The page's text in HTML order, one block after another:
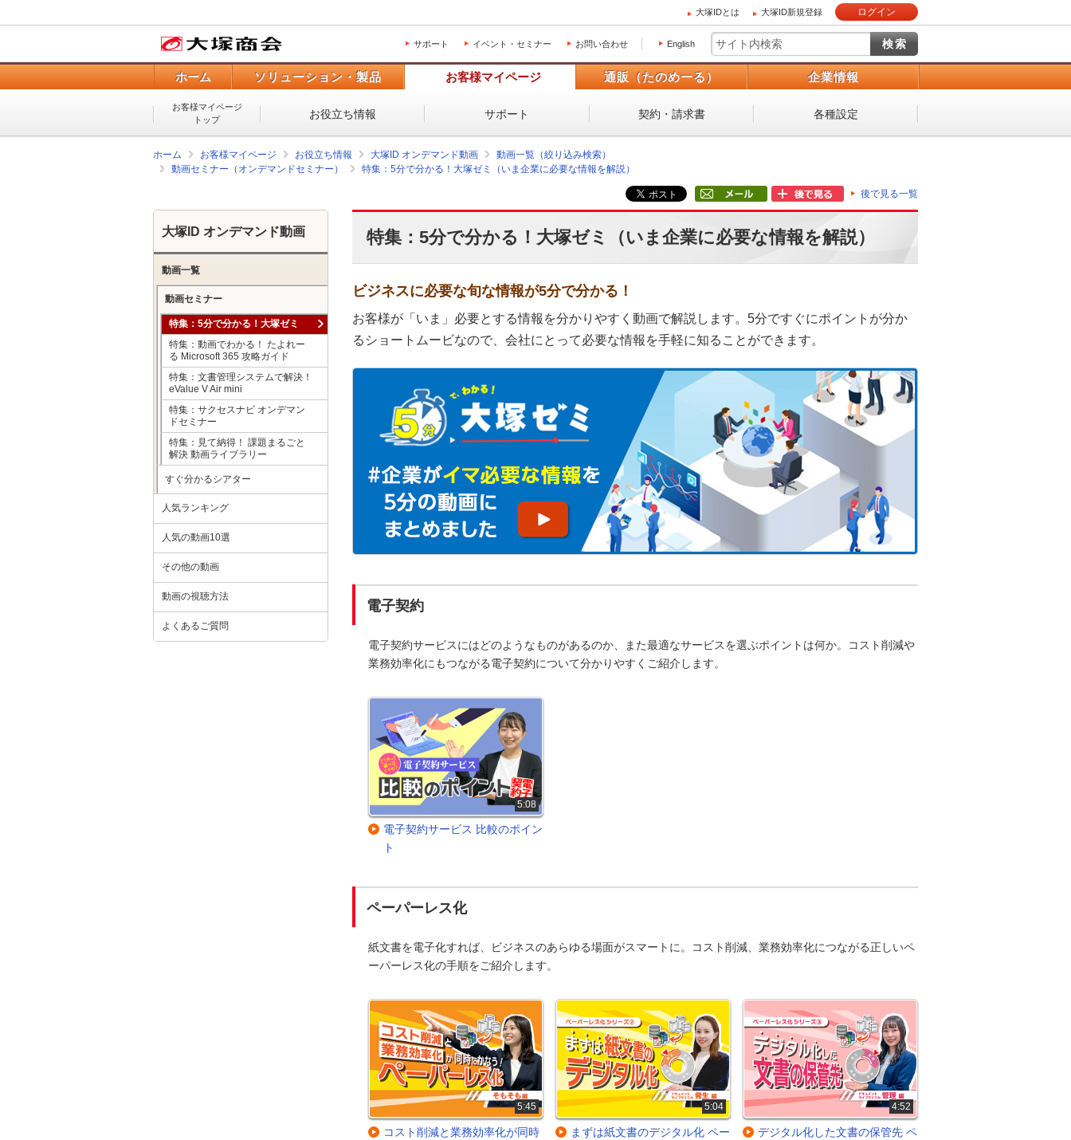
大塚IDとは 大塚ID新規登録 ログイン
サポート イベント・セミナー お問い合わせ English
ホーム ソリューション・製品 お客様マイページ 通販（たのめーる） 企業情報
お客様マイページ
トップ
お役立ち情報 サポート 契約・請求書 各種設定
ホーム お客様マイページ お役立ち情報 大塚ID オンデマンド動画
動画一覧（絞り込み検索）
動画セミナー（オンデマンドセミナー）
特集：5分で分かる！大塚ゼミ（いま企業に必要な情報を解説）
後で見る一覧
特集：5分で分かる！大塚ゼミ（いま企業に必要な情報を解説）
ビジネスに必要な旬な情報が5分で分かる！
お客様が「いま」必要とする情報を分かりやすく動画で解説します。5分ですぐにポイントが分か
るショートムービなので、会社にとって必要な情報を手軽に知ることができます。
電子契約
電子契約サービスにはどのようなものがあるのか、また最適なサービスを選ぶポイントは何か。コスト削減や
業務効率化にもつながる電子契約について分かりやすくご紹介します。
5:08
電子契約サービス 比較のポイン
ト
ペーパーレス化
紙文書を電子化すれば、ビジネスのあらゆる場面がスマートに。コスト削減、業務効率化につながる正しいペ
ーパーレス化の手順をご紹介します。
5:45
コスト削減と業務効率化が同時
5:04
まずは紙文書のデジタル化 ペー
4:52
デジタル化した文書の保管先 ペ
大塚ID オンデマンド動画
動画一覧
動画セミナー
特集：5分で分かる！大塚ゼミ
特集：動画でわかる！ たよれー
る Microsoft 365 攻略ガイド
特集：文書管理システムで解決！
eValue V Air mini
特集：サクセスナビ オンデマン
ドセミナー
特集：見て納得！ 課題まるごと
解決 動画ライブラリー
すぐ分かるシアター
人気ランキング
人気の動画10選
その他の動画
動画の視聴方法
よくあるご質問